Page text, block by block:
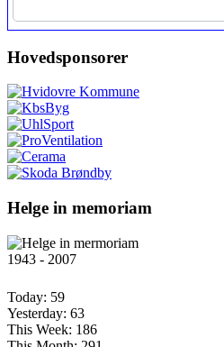
Hovedsponsorer
Helge in memoriam
1943 - 2007
Today: 59
Yesterday: 63
This Week: 186